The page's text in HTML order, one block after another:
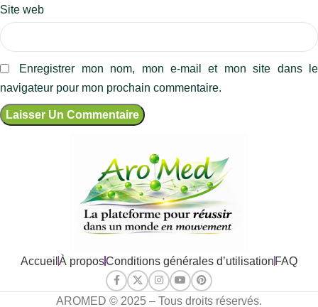
Site web
Enregistrer mon nom, mon e-mail et mon site dans le
navigateur pour mon prochain commentaire.
Accueil À proposConditions générales d’utilisation FAQ
AROMED © 2025 – Tous droits réservés.